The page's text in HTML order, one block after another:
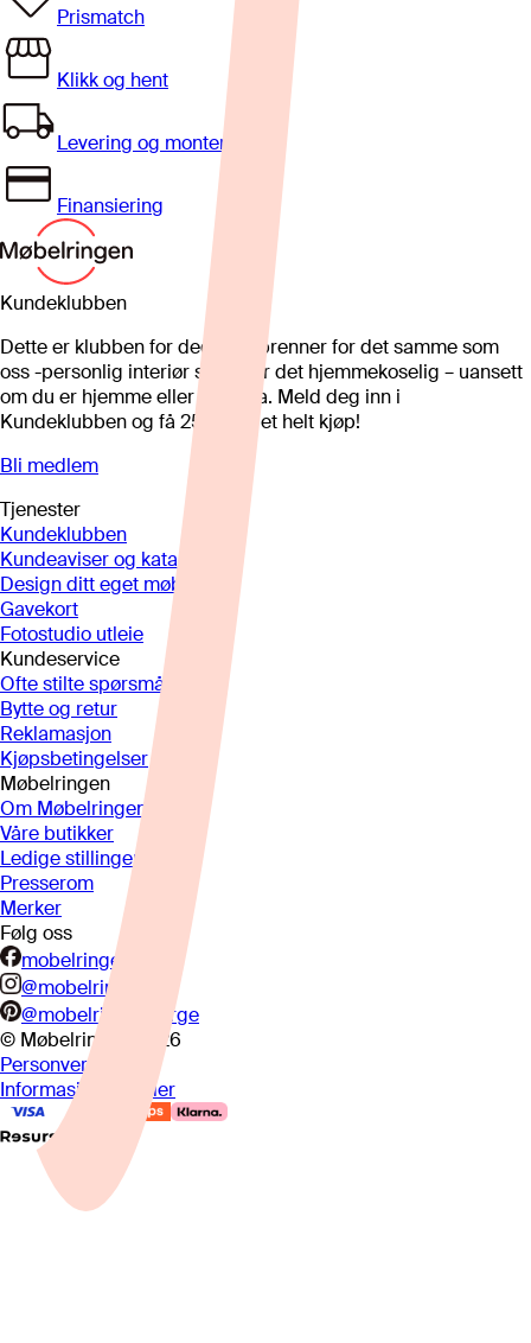
Prismatch
Klikk og hent
Levering og montering
Finansiering
Kundeklubben
Dette er klubben for deg som brenner for det samme som
oss -personlig interiør som gjør det hjemmekoselig – uansett
om du er hjemme eller på hytta. Meld deg inn i
Kundeklubben og få 25%* på et helt kjøp!
Bli medlem
Tjenester
Kundeklubben
Kundeaviser og kataloger
Design ditt eget møbel
Gavekort
Fotostudio utleie
Kundeservice
Ofte stilte spørsmål
Bytte og retur
Reklamasjon
Kjøpsbetingelser
Møbelringen
Om Møbelringen
Våre butikker
Ledige stillinger
Presserom
Merker
Følg oss
mobelringen.no
@mobelringen
@mobelringennorge
© Møbelringen
2026
Personvern
Informasjonskapsler